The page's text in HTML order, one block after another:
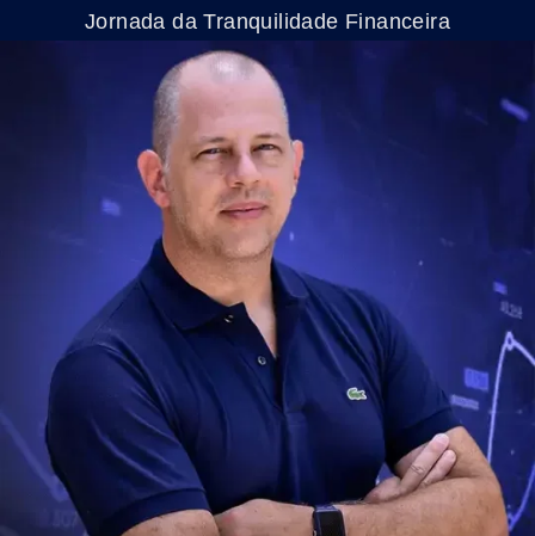
Jornada da Tranquilidade Financeira